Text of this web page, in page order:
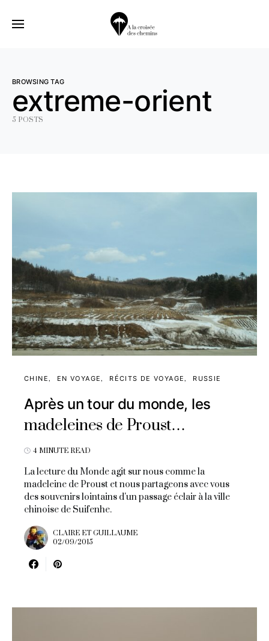
BROWSING TAG
extreme-orient
5 POSTS
CHINE EN VOYAGE RÉCITS DE VOYAGE RUSSIE
Après un tour du monde, les
madeleines de Proust…
4 MINUTE READ
La lecture du Monde agit sur nous comme la
madeleine de Proust et nous partageons avec vous
des souvenirs lointains d'un passage éclair à la ville
chinoise de Suifenhe.
CLAIRE ET GUILLAUME
02/09/2015